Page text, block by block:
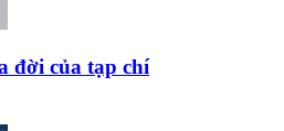
đời của tạp chí